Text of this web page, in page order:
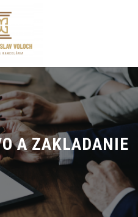
A ZAKLADANIE